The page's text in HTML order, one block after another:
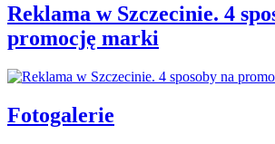
Reklama w Szczecinie. 4
promocję marki
Fotogalerie